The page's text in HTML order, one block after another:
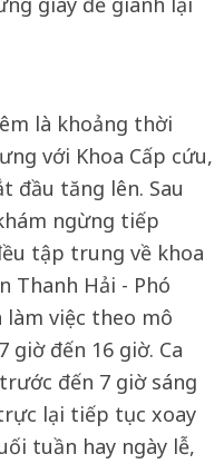
là khoảng thời
với Khoa Cấp cứu,
đầu tăng lên. Sau
ngừng tiếp
tập trung về khoa
Thanh Hải - Phó
làm việc theo mô
giờ đến 16 giờ. Ca
đến 7 giờ sáng
lại tiếp tục xoay
tuần hay ngày lễ,